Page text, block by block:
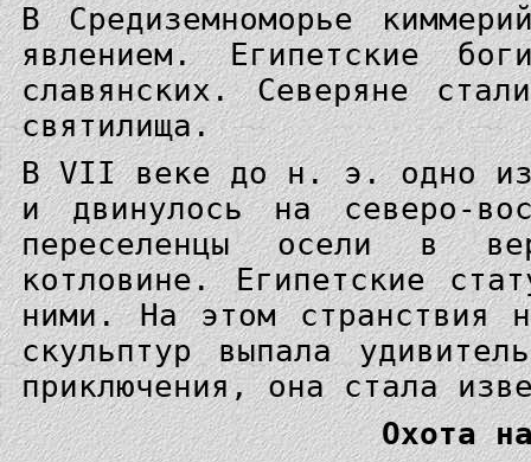
В Средиземноморье
явлением. Египетские
славянских. Северяне
святилища.
В VII веке до н. э. одно из
и двинулось на северо-
переселенцы осели в
котловине. Египетские
ними. На этом странствия
скульптур выпала
приключения, она стала
Охота